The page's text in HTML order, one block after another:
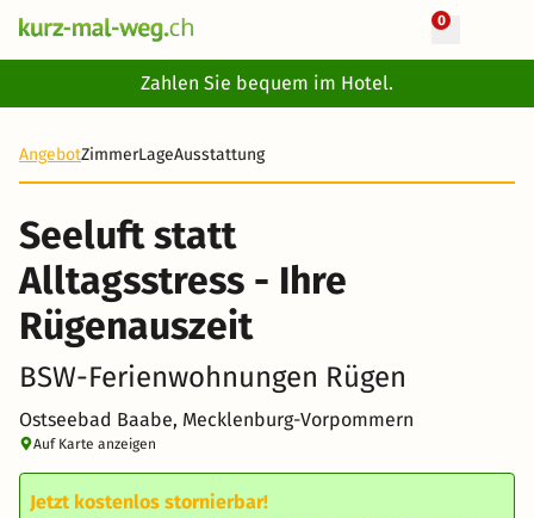
0
Zahlen Sie bequem im Hotel.
AngebotZimmerLageAusstattung
Seeluft statt
Alltagsstress - Ihre
Rügenauszeit
BSW-Ferienwohnungen Rügen
Ostseebad Baabe, Mecklenburg-Vorpommern
Auf Karte anzeigen
Jetzt kostenlos stornierbar!